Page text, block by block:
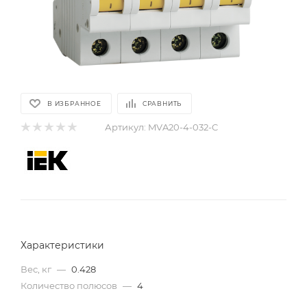
В ИЗБРАННОЕ СРАВНИТЬ
Артикул: MVA20-4-032-C
Характеристики
Вес, кг — 0.428
Количество полюсов — 4